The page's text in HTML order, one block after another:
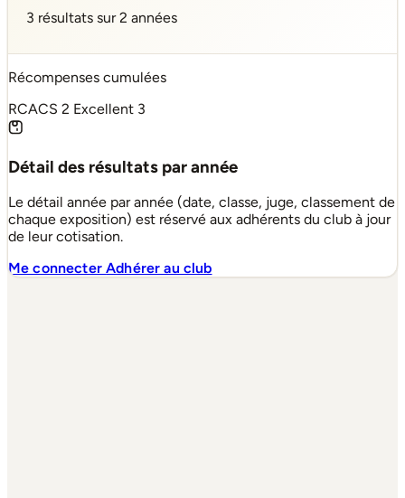
3 résultats sur 2 années
Récompenses cumulées
RCACS 2 Excellent 3
Détail des résultats par année
Le détail année par année (date, classe, juge, classement de
chaque exposition) est réservé aux adhérents du club à jour
de leur cotisation.
Me connecterAdhérer au club